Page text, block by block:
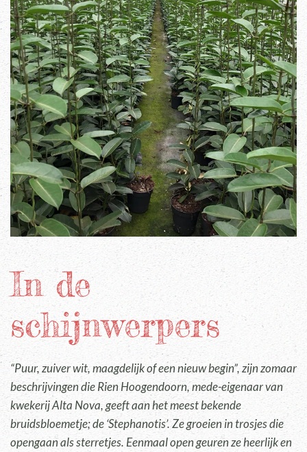
In de
schijnwerpers
“Puur, zuiver wit, maagdelijk of een nieuw begin”, zijn zomaar
beschrijvingen die Rien Hoogendoorn, mede-eigenaar van
kwekerij Alta Nova, geeft aan het meest bekende
bruidsbloemetje; de ‘Stephanotis’. Ze groeien in trosjes die
opengaan als sterretjes. Eenmaal open geuren ze heerlijk en